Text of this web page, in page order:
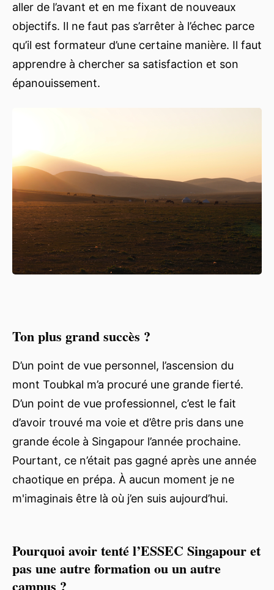
aller de l’avant et en me fixant de nouveaux
objectifs. Il ne faut pas s’arrêter à l’échec parce
qu’il est formateur d’une certaine manière. Il faut
apprendre à chercher sa satisfaction et son
épanouissement.
Ton plus grand succès ?
D’un point de vue personnel, l’ascension du
mont Toubkal m’a procuré une grande fierté.
D’un point de vue professionnel, c’est le fait
d’avoir trouvé ma voie et d’être pris dans une
grande école à Singapour l’année prochaine.
Pourtant, ce n’était pas gagné après une année
chaotique en prépa. À aucun moment je ne
m'imaginais être là où j’en suis aujourd’hui.
Pourquoi avoir tenté l’ESSEC Singapour et
pas une autre formation ou un autre